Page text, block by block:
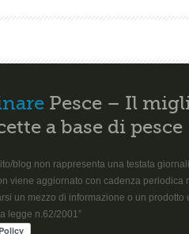
Pesce – Il
a base di pesce
blog non rappresenta una testata
viene aggiornato con cadenza periodica
un mezzo di informazione o un prodotto
legge n.62/2001”